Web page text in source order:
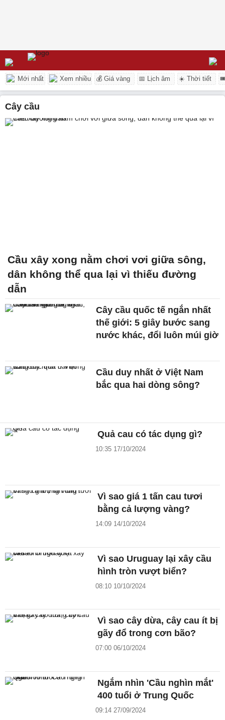
Mới nhất Xem nhiều 💰 Giá vàng 📅 Lịch âm ☀️ Thời tiết
cây cầu
Cầu xây xong nằm chơi vơi giữa sông,
dân không thể qua lại vì thiếu đường
dẫn
Cây cầu quốc tế ngắn nhất
thế giới: 5 giây bước sang
nước khác, đổi luôn múi giờ
Cầu duy nhất ở Việt Nam
bắc qua hai dòng sông?
Quả cau có tác dụng gì?
10:35 17/10/2024
Vì sao giá 1 tấn cau tươi
bằng cả lượng vàng?
14:09 14/10/2024
Vì sao Uruguay lại xây cầu
hình tròn vượt biển?
08:10 10/10/2024
Vì sao cây dừa, cây cau ít bị
gãy đổ trong cơn bão?
07:00 06/10/2024
Ngắm nhìn 'Cầu nghìn mắt'
400 tuổi ở Trung Quốc
09:14 27/09/2024